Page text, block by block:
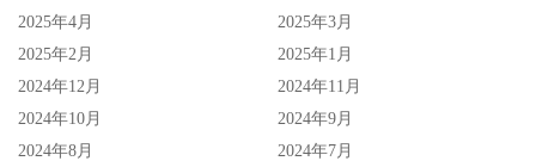
2025年4月
2025年3月
2025年2月
2025年1月
2024年12月
2024年11月
2024年10月
2024年9月
2024年8月
2024年7月